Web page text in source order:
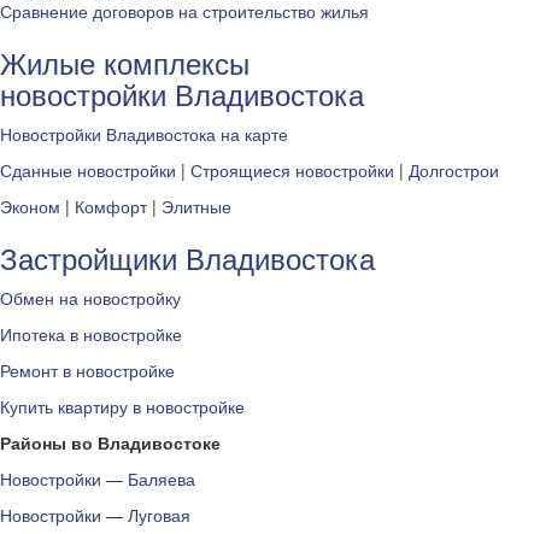
Сравнение договоров на строительство жилья
Жилые комплексы
новостройки Владивостока
Новостройки Владивостока на карте
Сданные новостройки | Строящиеся новостройки | Долгострои
Эконом | Комфорт| Элитные
Застройщики Владивостока
Обмен на новостройку
Ипотека в новостройке
Ремонт в новостройке
Купить квартиру в новостройке
Районы во Владивостоке
Новостройки — Баляева
Новостройки — Луговая